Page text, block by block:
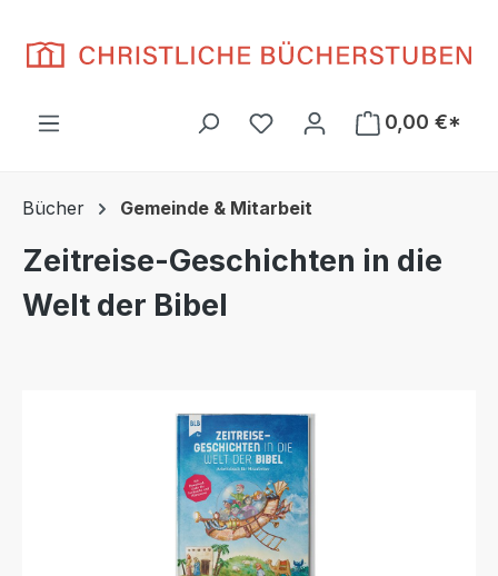
Du hast 0 Produkte auf
0,00 €*
Bücher Gemeinde & Mitarbeit
Zeitreise-Geschichten in die
Welt der Bibel